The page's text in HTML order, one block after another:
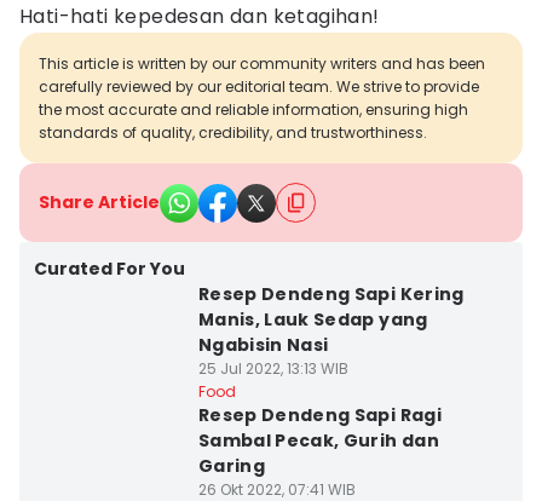
Hati-hati kepedesan dan ketagihan!
This article is written by our community writers and has been
carefully reviewed by our editorial team. We strive to provide
the most accurate and reliable information, ensuring high
standards of quality, credibility, and trustworthiness.
Share Article
Curated For You
Resep Dendeng Sapi Kering
Manis, Lauk Sedap yang
Ngabisin Nasi
25 Jul 2022, 13:13 WIB
Food
Resep Dendeng Sapi Ragi
Sambal Pecak, Gurih dan
Garing
26 Okt 2022, 07:41 WIB